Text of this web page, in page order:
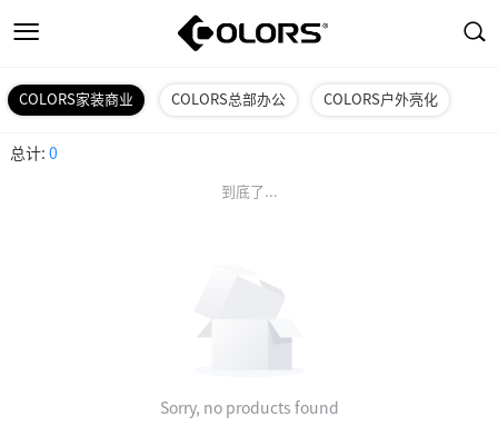
COLORS家装商业 COLORS总部办公 COLORS户外亮化
总计: 0
到底了...
Sorry, no products found